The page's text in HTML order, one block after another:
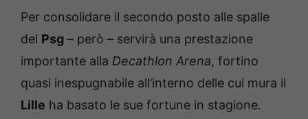
Per consolidare il secondo posto alle spalle
del Psg – però – servirà una prestazione
importante alla Decathlon Arena, fortino
quasi inespugnabile all’interno delle cui mura il
Lille ha basato le sue fortune in stagione.